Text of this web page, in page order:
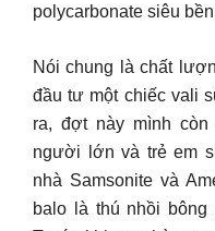
polycarbonate siêu
Nói chung là chất
đầu tư một chiếc vali
ra, đợt này mình
người lớn và trẻ em
nhà Samsonite và
balo là thú nhồi